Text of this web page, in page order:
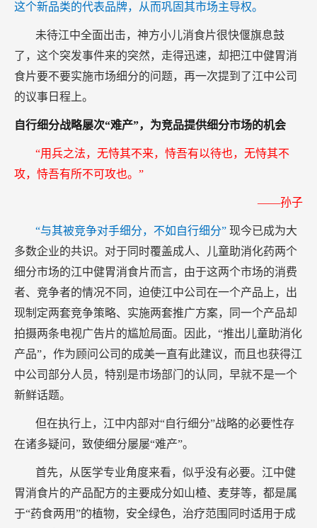
这个新品类的代表品牌，从而巩固其市场主导权。
未待江中全面出击，神方小儿消食片很快偃旗息鼓
了，这个突发事件来的突然，走得迅速，却把江中健胃消
食片要不要实施市场细分的问题，再一次提到了江中公司
的议事日程上。
自行细分战略屡次“难产”，为竞品提供细分市场的机会
“用兵之法，无恃其不来，恃吾有以待也，无恃其不
攻，恃吾有所不可攻也。”
——孙子
“与其被竞争对手细分，不如自行细分” 现今已成为大
多数企业的共识。对于同时覆盖成人、儿童助消化药两个
细分市场的江中健胃消食片而言，由于这两个市场的消费
者、竞争者的情况不同，迫使江中公司在一个产品上，出
现制定两套竞争策略、实施两套推广方案，同一个产品却
拍摄两条电视广告片的尴尬局面。因此，“推出儿童助消化
产品”，作为顾问公司的成美一直有此建议，而且也获得江
中公司部分人员，特别是市场部门的认同，早就不是一个
新鲜话题。
但在执行上，江中内部对“自行细分”战略的必要性存
在诸多疑问，致使细分屡屡“难产”。
首先，从医学专业角度来看，似乎没有必要。江中健
胃消食片的产品配方的主要成分如山楂、麦芽等，都是属
于“药食两用”的植物，安全绿色，治疗范围同时适用于成